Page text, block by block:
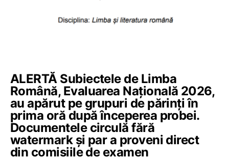
ALERTĂ Subiectele de Limba
Română, Evaluarea Națională 2026,
au apărut pe grupuri de părinți în
prima oră după începerea probei.
Documentele circulă fără
watermark și par a proveni direct
din comisiile de examen